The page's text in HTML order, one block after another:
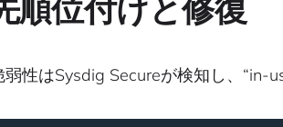
性はSysdig Secureが検知し、“in-